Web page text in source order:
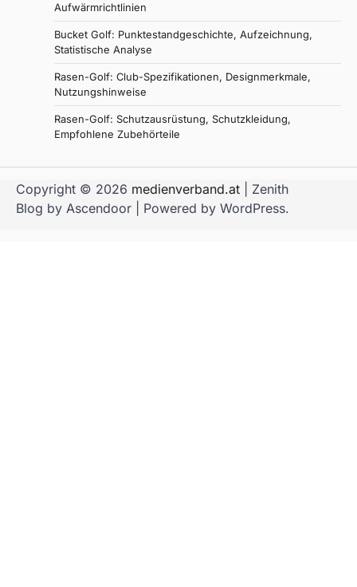
Aufwärmrichtlinien
Bucket Golf: Punktestandgeschichte, Aufzeichnung,
Statistische Analyse
Rasen-Golf: Club-Spezifikationen, Designmerkmale,
Nutzungshinweise
Rasen-Golf: Schutzausrüstung, Schutzkleidung,
Empfohlene Zubehörteile
Copyright © 2026 medienverband.at | Zenith
Blog by Ascendoor | Powered by WordPress.